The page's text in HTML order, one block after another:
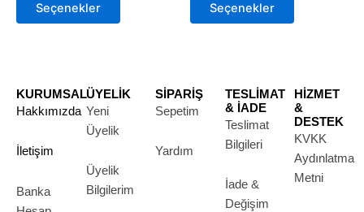
Seçenekler
sayfasından
Seçenekler
sayfasından
KURUMSAL
Hakkımızda
İletişim
Banka
ÜYELİK
Yeni
Üyelik
Üyelik
Bilgilerim
SİPARİŞ
Sepetim
Yardım
TESLİMAT
& İADE
Teslimat
Bilgileri
İade &
Değişim
HİZMET
&
DESTEK
KVKK
Aydınlatma
Metni